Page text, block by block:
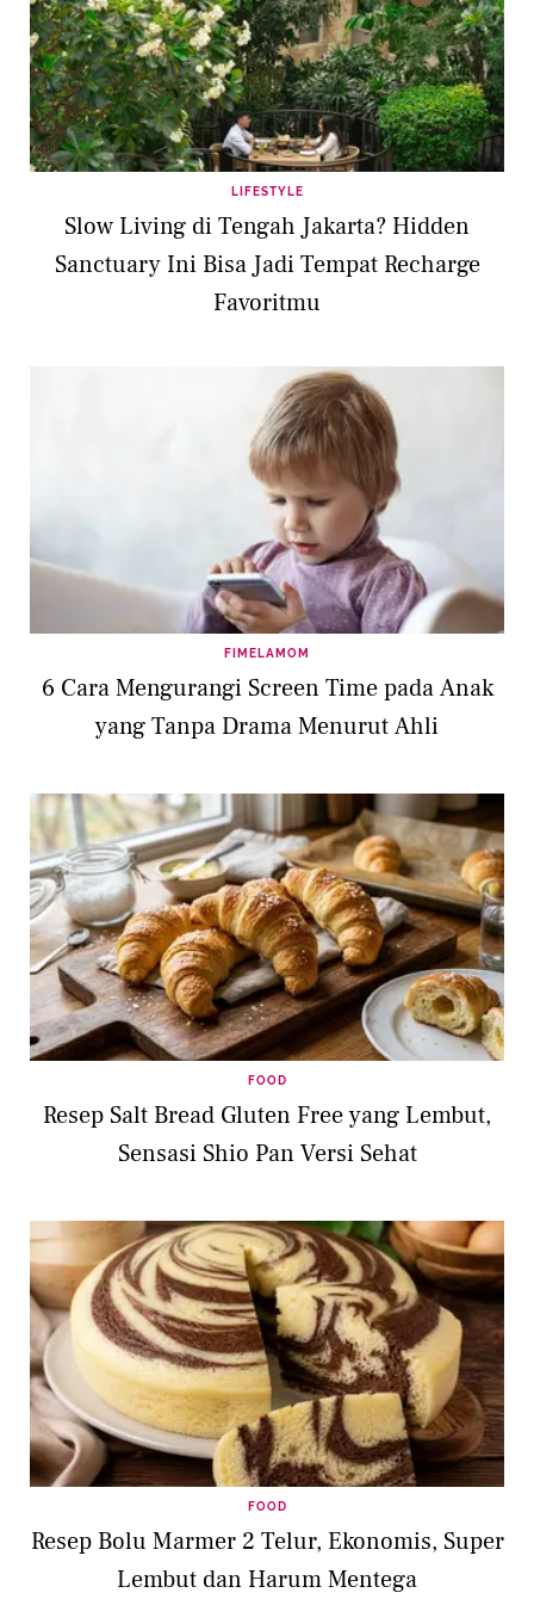
LIFESTYLE
Slow Living di Tengah Jakarta? Hidden
Sanctuary Ini Bisa Jadi Tempat Recharge
Favoritmu
FIMELAMOM
6 Cara Mengurangi Screen Time pada Anak
yang Tanpa Drama Menurut Ahli
FOOD
Resep Salt Bread Gluten Free yang Lembut,
Sensasi Shio Pan Versi Sehat
FOOD
Resep Bolu Marmer 2 Telur, Ekonomis, Super
Lembut dan Harum Mentega